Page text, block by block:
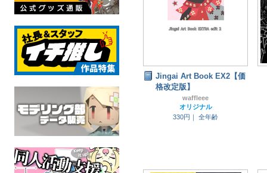
Jingai Art Book EX2【価
格改定版】
waffleee
オリジナル
330円｜
全年齢